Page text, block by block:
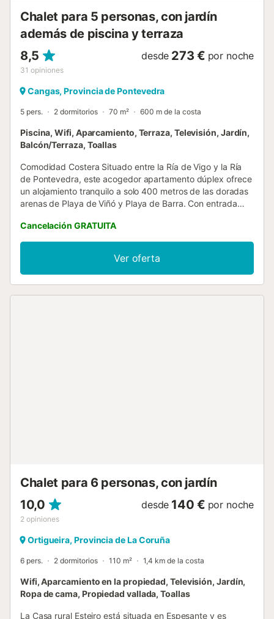
Chalet para 5 personas, con jardín
además de piscina y terraza
8,5
31 opiniones
desde 273 € por noche
Cangas, Provincia de Pontevedra
5 pers. 2 dormitorios 70 m² 600 m de la costa
Piscina, Wifi, Aparcamiento, Terraza, Televisión, Jardín,
Balcón/Terraza, Toallas
Comodidad Costera Situado entre la Ría de Vigo y la Ría
de Pontevedra, este acogedor apartamento dúplex ofrece
un alojamiento tranquilo a solo 400 metros de las doradas
arenas de Playa de Viñó y Playa de Barra. Con entrada
casa es ideal para familias que buscan comodidad y
practicidad. La planta baja se abre a un luminoso salón y
una cocina totalmente equipada, con puertas francesas
que dan al jardín y a la piscina compartida, ideal para un
refrescante baño después de un día de playa. Espacios
Cancelación GRATUITA
Ver oferta
Chalet para 6 personas, con jardín
10,0
2 opiniones
desde 140 € por noche
Ortigueira, Provincia de La Coruña
6 pers. 2 dormitorios 110 m² 1,4 km de la costa
Wifi, Aparcamiento en la propiedad, Televisión, Jardín,
Ropa de cama, Propiedad vallada, Toallas
La Casa rural Esteiro está situada en Espesante y es